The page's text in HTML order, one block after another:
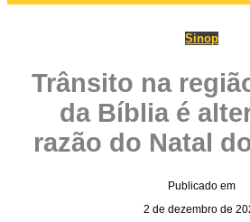
Sinop
Trânsito na
da Bíblia é
razão do Natal
Publicado em
2 de dezembro de